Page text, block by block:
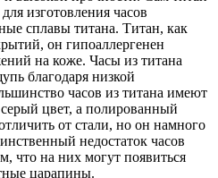
изготовления часов
сплавы титана. Титан, как
он гипоаллергенен
на коже. Часы из титана
благодаря низкой
часов из титана имеют
цвет, а полированный
от стали, но он намного
недостаток часов
что на них могут появиться
царапины.